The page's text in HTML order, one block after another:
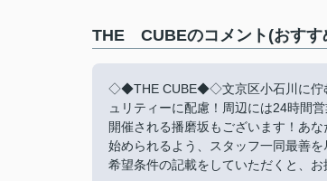
THE CUBEのコメント(おすす
◇◆THE CUBE◆◇文京区小石川に佇
ュリティーに配慮！周辺には24時間
開催される播磨坂もございます！あ
始められるよう、スタッフ一同最善
希望条件の記載をしていただくと、